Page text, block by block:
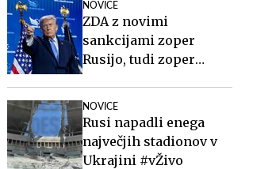
NOVICE
ZDA z novimi
sankcijami zoper
Rusijo, tudi zoper
NOVICE
Rusi napadli enega
največjih stadionov v
Ukrajini #vŽivo